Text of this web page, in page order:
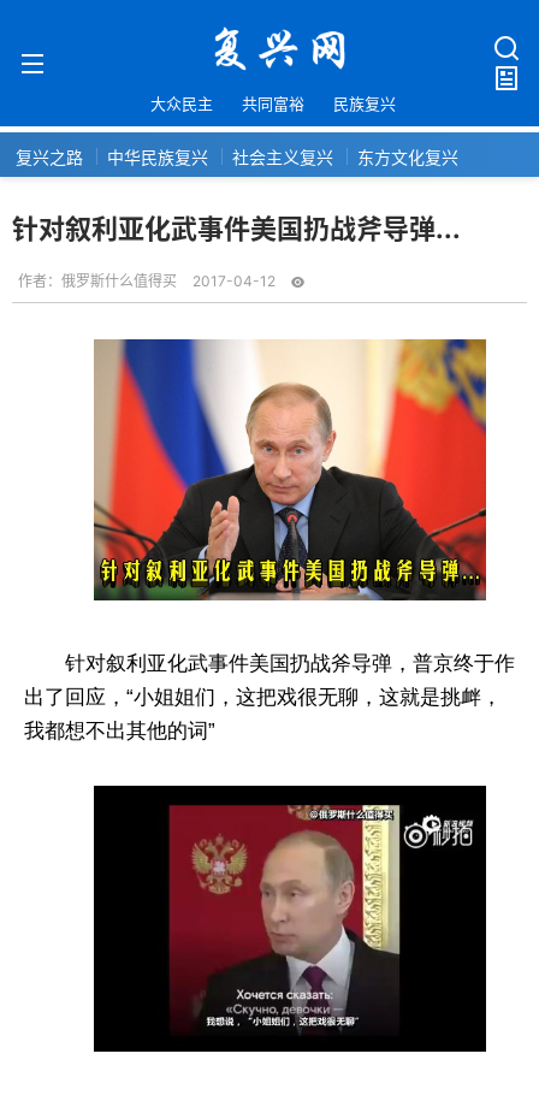
大众民主 共同富裕 民族复兴
复兴之路 中华民族复兴 社会主义复兴 东方文化复兴
针对叙利亚化武事件美国扔战斧导弹...
作者： 俄罗斯什么值得买 2017-04-12
针对叙利亚化武事件美国扔战斧导弹，普京终于作
出了回应，“小姐姐们，这把戏很无聊，这就是挑衅，
我都想不出其他的词”